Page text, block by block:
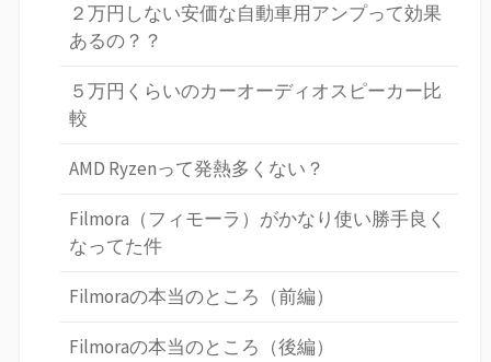
２万円しない安価な自動車用アンプって効果
あるの？？
５万円くらいのカーオーディオスピーカー比
較
AMD Ryzenって発熱多くない？
Filmora（フィモーラ）がかなり使い勝手良く
なってた件
Filmoraの本当のところ（前編）
Filmoraの本当のところ（後編）